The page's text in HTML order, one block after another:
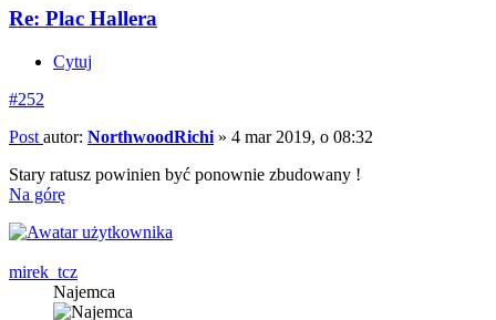
Re: Plac Hallera
Cytuj
#252
Post autor: NorthwoodRichi » 4 mar 2019, o 08:32
Stary ratusz powinien być ponownie zbudowany !
Na górę
mirek_tcz
Najemca